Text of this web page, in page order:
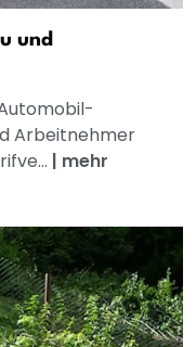
und
Arbeitnehmer
| mehr